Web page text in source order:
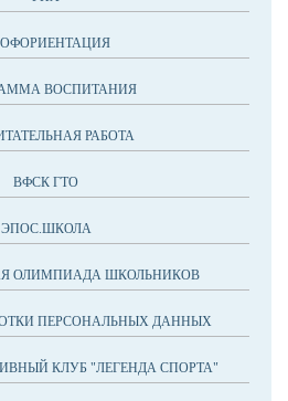
ВОСПИТАНИЯ
РАБОТА
ВФСК ГТО
ЭПОС.ШКОЛА
ОЛИМПИАДА ШКОЛЬНИКОВ
ПЕРСОНАЛЬНЫХ ДАННЫХ
КЛУБ "ЛЕГЕНДА СПОРТА"